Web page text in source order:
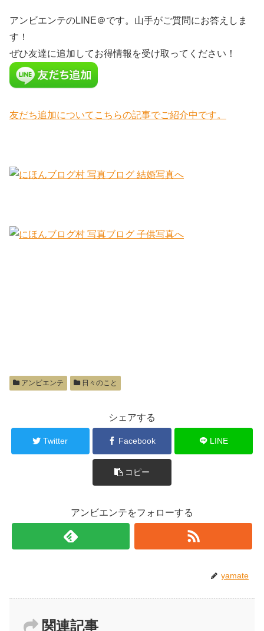
アンビエンテのLINE＠です。山手がご質問にお答えしま
す！
ぜひ友達に追加してお得情報を受け取ってください！
友だち追加についてこちらの記事でご紹介中です。
アンビエンテ 日々のこと
シェアする
Twitter Facebook LINE
コピー
アンビエンテをフォローする
yamate
関連記事